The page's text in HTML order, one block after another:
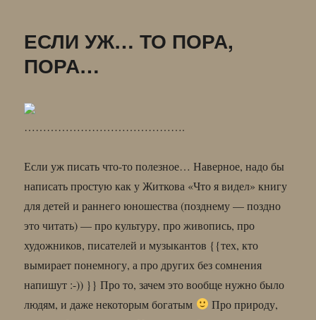
ЕСЛИ УЖ… ТО ПОРА,
ПОРА…
…………………………………….
Если уж писать что-то полезное… Наверное, надо бы
написать простую как у Житкова «Что я видел» книгу
для детей и раннего юношества (позднему — поздно
это читать) — про культуру, про живопись, про
художников, писателей и музыкантов {{тех, кто
вымирает понемногу, а про других без сомнения
напишут :-)) }} Про то, зачем это вообще нужно было
людям, и даже некоторым богатым
Про природу,